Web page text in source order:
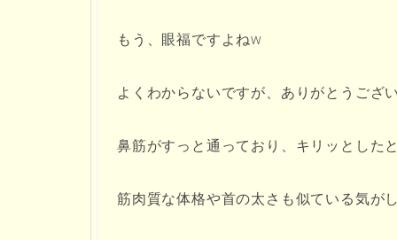
もう、眼福ですよねw
よくわからないですが、ありがとうござ
鼻筋がすっと通っており、キリッとした
筋肉質な体格や首の太さも似ている気が